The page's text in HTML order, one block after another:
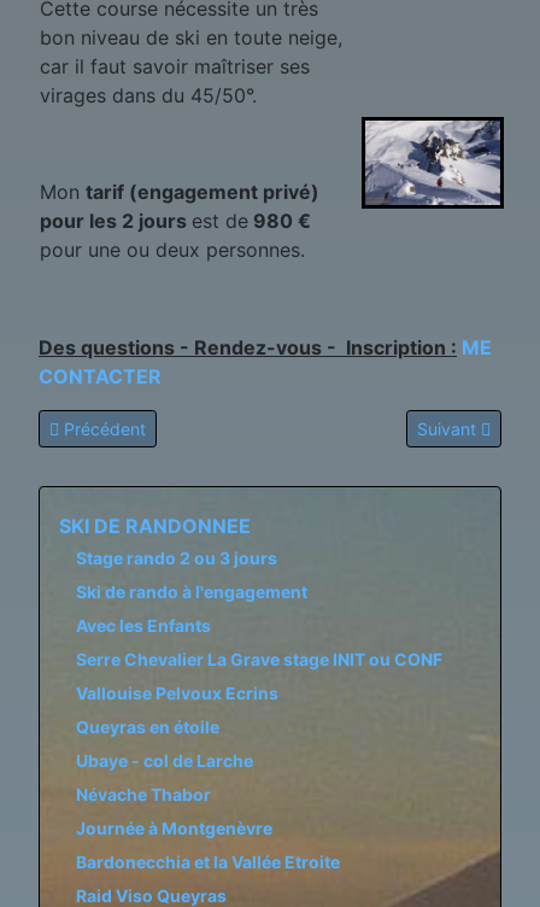
Cette course nécessite un très
bon niveau de ski en toute neige,
car il faut savoir maîtriser ses
virages dans du 45/50°.
Mon tarif (engagement privé)
pour les 2 jours est de 980 €
pour une ou deux personnes.
Des questions - Rendez-vous - Inscription : ME
CONTACTER
Article précédent : Tour du Rateau Enfetchores
Précédent Article suivant
Suivant
SKI DE RANDONNEE
Stage rando 2 ou 3 jours
Ski de rando à l'engagement
Avec les Enfants
Serre Chevalier La Grave stage INIT ou CONF
Vallouise Pelvoux Ecrins
Queyras en étoile
Ubaye - col de Larche
Névache Thabor
Journée à Montgenèvre
Bardonecchia et la Vallée Etroite
Raid Viso Queyras